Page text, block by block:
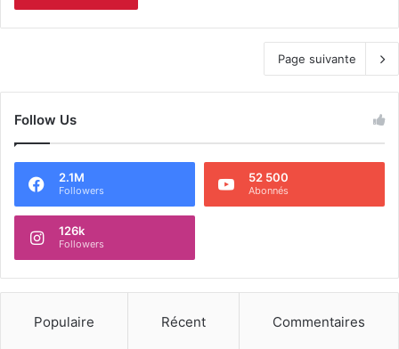
Page suivante
Follow Us
2.1M
Followers
52 500
Abonnés
126k
Followers
Populaire Récent Commentaires